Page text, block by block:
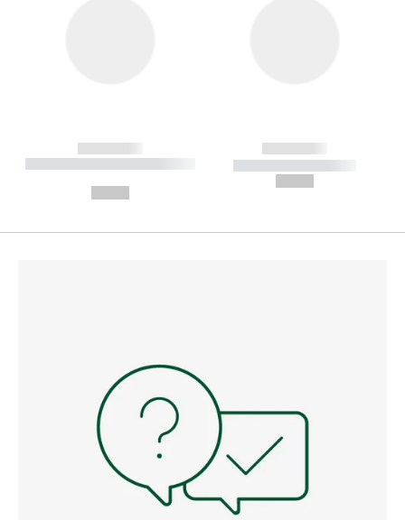
------------
----------- ----------- --------
------------
----------- -----------